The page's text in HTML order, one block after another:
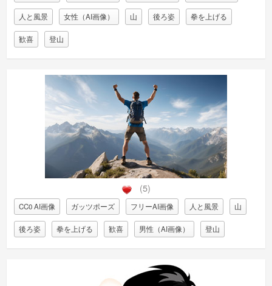
人と風景 女性（AI画像） 山 後ろ姿 拳を上げる
歓喜 登山
(5)
CC0 AI画像 ガッツポーズ フリーAI画像 人と風景 山
後ろ姿 拳を上げる 歓喜 男性（AI画像） 登山